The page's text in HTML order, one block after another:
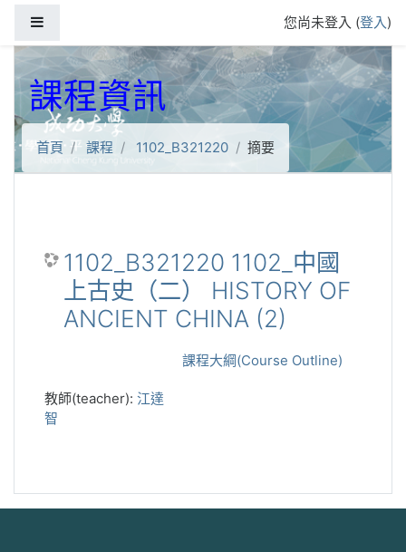
您尚未登入 (登入)
課程資訊
首頁 課程 1102_B321220 摘要
1102_B321220 1102_中國
上古史（二） HISTORY OF
ANCIENT CHINA (2)
課程大綱(Course Outline)
教師(teacher): 江達
智